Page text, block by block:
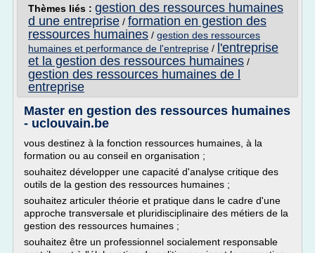
Thèmes liés : gestion des ressources humaines
d une entreprise / formation en gestion des
ressources humaines / gestion des ressources
humaines et performance de l'entreprise / l'entreprise
et la gestion des ressources humaines /
gestion des ressources humaines de l
entreprise
Master en gestion des ressources humaines
- uclouvain.be
vous destinez à la fonction ressources humaines, à la
formation ou au conseil en organisation ;
souhaitez développer une capacité d'analyse critique des
outils de la gestion des ressources humaines ;
souhaitez articuler théorie et pratique dans le cadre d'une
approche transversale et pluridisciplinaire des métiers de la
gestion des ressources humaines ;
souhaitez être un professionnel socialement responsable